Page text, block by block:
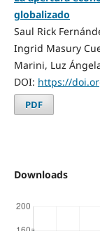
globalizado
Saul Rick
Ingrid Masury
Marini, Luz
DOI: https://
PDF
Downloads